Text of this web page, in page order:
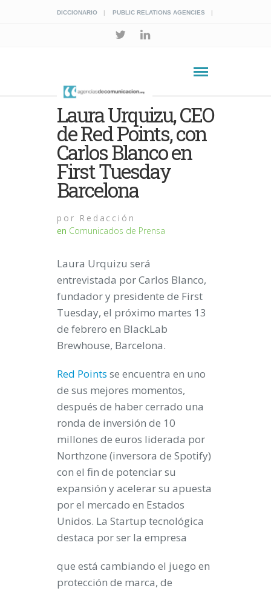
DICCIONARIO PUBLIC RELATIONS AGENCIES
Laura Urquizu, CEO
de Red Points, con
Carlos Blanco en
First Tuesday
Barcelona
por Redacción
en Comunicados de Prensa
Laura Urquizu será
entrevistada por Carlos Blanco,
fundador y presidente de First
Tuesday, el próximo martes 13
de febrero en BlackLab
Brewhouse, Barcelona.
Red Points se encuentra en uno
de sus mejores momentos,
después de haber cerrado una
ronda de inversión de 10
millones de euros liderada por
Northzone (inversora de Spotify)
con el fin de potenciar su
expansión y acelerar su apuesta
por el mercado en Estados
Unidos. La Startup tecnológica
destaca por ser la empresa
que está cambiando el juego en
protección de marca, de